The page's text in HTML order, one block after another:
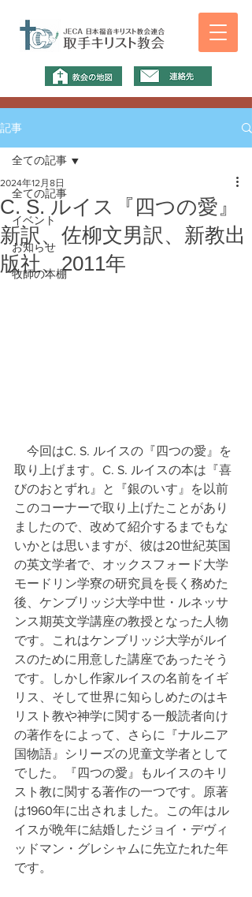
記事
全ての記事
イベント
お知らせ
牧師の本棚
全ての記事
C. S. ルイス『四つの愛』
新訳、佐柳文男訳、新教出
版社、2011年
2024年12月8日
今回はC. S. ルイスの『四つの愛』を
取り上げます。C. S. ルイスの本は『喜
びのおとずれ』と『銀のいす』を以前
このコーナーで取り上げたことがあり
ましたので、改めて紹介するまでもな
いかとは思いますが、彼は20世紀英国
の英文学者で、オックスフォード大学
モードリン学寮の研究員を長く務めた
後、ケンブリッジ大学中世・ルネッサ
ンス期英文学講座の教授となった人物
です。これはケンブリッジ大学がルイ
スのために用意した講座であったそう
です。しかし作家ルイスの名前をイギ
リス、そして世界に知らしめたのはキ
リスト教や神学に関する一般読者向け
の著作をによって、さらに『ナルニア
国物語』シリーズの児童文学者として
でした。『四つの愛』もルイスのキリ
スト教に関する著作の一つです。原著
は1960年に出されました。この年はル
イスが晩年に結婚したジョイ・デヴィ
ッドマン・グレシャムに先立たれた年
です。